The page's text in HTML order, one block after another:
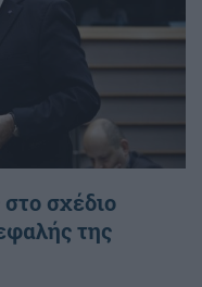
σχέδιο
της